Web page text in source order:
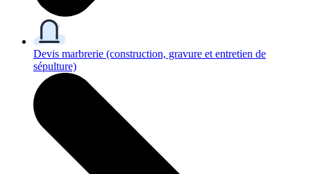
Devis marbrerie (construction, gravure et entretien de
sépulture)